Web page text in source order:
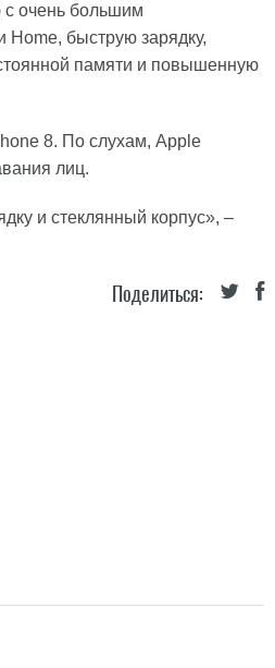
с очень большим
быструю зарядку,
памяти и повышенную
8. По слухам, Apple
лиц.
и стеклянный корпус», –
Поделиться: